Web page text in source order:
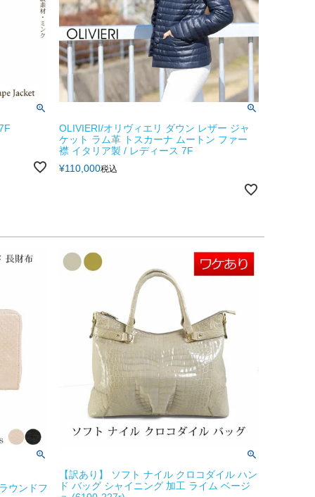
OLIVIERI/オリヴィエリ ダウン レザー ジャ
ケット ラム革 トスカーナ ムートン ファー
襟 イタリア製 / レディース 7F
¥110,000税込
ウンドフ
【訳あり】 ソフト ナイル クロコダイル ハン
ド バッグ シャイニング 加工 ライム ベージ